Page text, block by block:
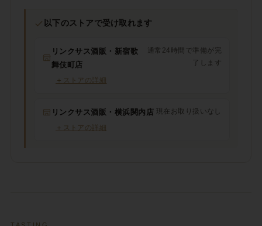
以下のストアで受け取れます
リンクサス酒販・新宿歌
舞伎町店
通常24時間で準備が完
了します
＋ ストアの詳細
リンクサス酒販・横浜関内店 現在お取り扱いなし
＋ ストアの詳細